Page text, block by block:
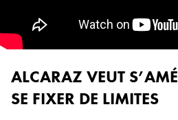
ALCARAZ VEUT
SE FIXER DE LIMITES